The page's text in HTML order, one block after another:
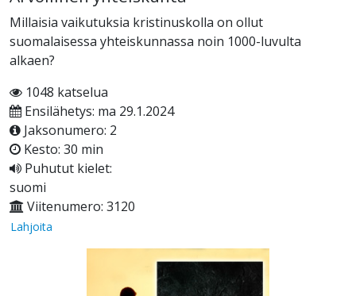
Millaisia vaikutuksia kristinuskolla on ollut
suomalaisessa yhteiskunnassa noin 1000-luvulta
alkaen?
1048 katselua
Ensilähetys: ma 29.1.2024
Jaksonumero: 2
Kesto: 30 min
Puhutut kielet:
suomi
Viitenumero: 3120
Lahjoita